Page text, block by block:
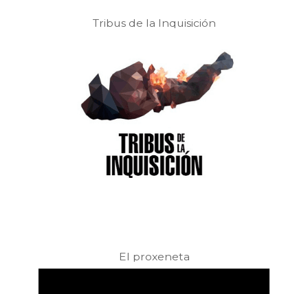
Tribus de la Inquisición
El proxeneta